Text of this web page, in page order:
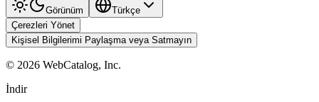
Görünüm
Türkçe
Çerezleri Yönet
Kişisel Bilgilerimi Paylaşma veya Satmayın
© 2026 WebCatalog, Inc.
İndir